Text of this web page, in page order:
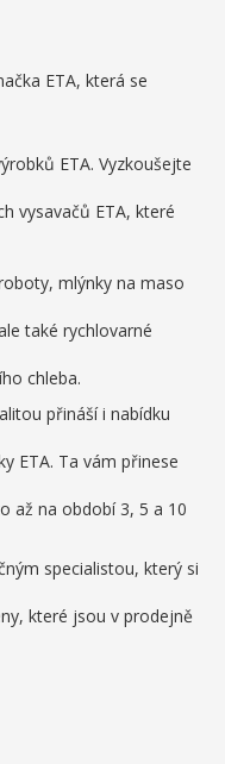
ETA, která se
ETA. Vyzkoušejte
vysavačů ETA, které
mlýnky na maso
také rychlovarné
chleba.
přináší i nabídku
ETA. Ta vám přinese
až na období 3, 5 a 10
specialistou, který si
které jsou v prodejně